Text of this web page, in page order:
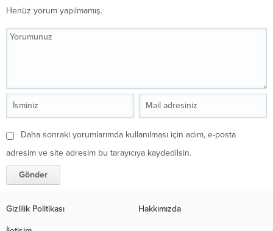
Henüz yorum yapılmamış.
Daha sonraki yorumlarımda kullanılması için adım, e-posta
adresim ve site adresim bu tarayıcıya kaydedilsin.
Gizlilik Politikası Hakkımızda